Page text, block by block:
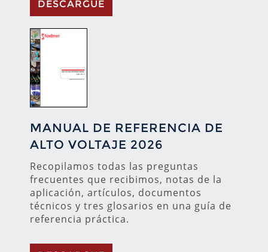
DESCARGUE
MANUAL DE REFERENCIA DE
ALTO VOLTAJE 2026
Recopilamos todas las preguntas
frecuentes que recibimos, notas de la
aplicación, artículos, documentos
técnicos y tres glosarios en una guía de
referencia práctica.